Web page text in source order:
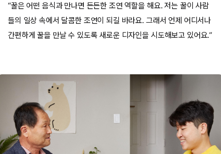
“꿀은 어떤 음식과 만나면 든든한 조연 역할을 해요. 저는 꿀이 사람
들의 일상 속에서 달콤한 조연이 되길 바라요. 그래서 언제 어디서나
간편하게 꿀을 만날 수 있도록 새로운 디자인을 시도해보고 있어요.”